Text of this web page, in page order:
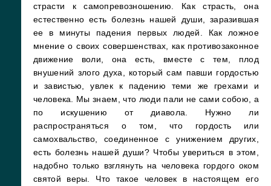
страсти к самопревозношению. Как страсть, она
естественно есть болезнь нашей души, заразившая
ее в минуты падения первых людей. Как ложное
мнение о своих совершенствах, как противозаконное
движение воли, она есть, вместе с тем, плод
внушений злого духа, который сам павши гордостью
и завистью, увлек к падению теми же грехами и
человека. Мы знаем, что люди пали не сами собою, а
по искушению от диавола. Нужно ли
распространяться о том, что гордость или
самохвальство, соединенное с унижением других,
есть болезнь нашей души? Чтобы увериться в этом,
надобно только взглянуть на человека гордого оком
святой веры. Что такое человек в настоящем его